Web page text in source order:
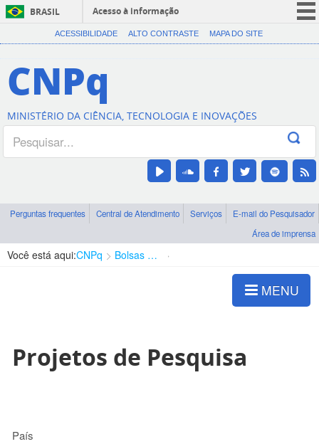
BRASIL
Acesso à informação
CORONAVÍRUS (COVID-19)
Canais
ACESSIBILIDADE ALTO CONTRASTE MAPA DO SITE
CNPq
MINISTÉRIO DA CIÊNCIA, TECNOLOGIA E INOVAÇÕES
Perguntas frequentes Central de Atendimento Serviços
E-mail do Pesquisador
Área de imprensa
Você está aqui:CNPq Bolsas e Auxílios Vigentes
MENU
Projetos de Pesquisa
País